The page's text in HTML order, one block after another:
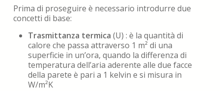
Prima di proseguire è necessario introdurre due
concetti di base:
Trasmittanza termica (U) : è la quantità di
calore che passa attraverso 1 m² di una
superficie in un’ora, quando la differenza di
temperatura dell’aria aderente alle due facce
della parete è pari a 1 kelvin e si misura in
W/m²K